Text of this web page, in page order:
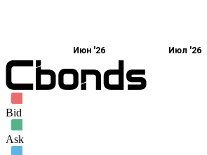
Июн '26 Июл '26
Bid
Ask